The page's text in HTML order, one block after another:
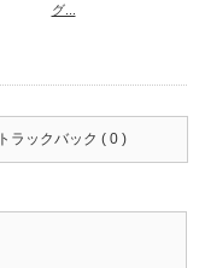
グ...
トラックバック ( 0 )